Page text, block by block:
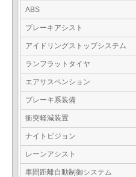
ABS
ブレーキアシスト
アイドリングストップシステム
ランフラットタイヤ
エアサスペンション
ブレーキ系装備
衝突軽減装置
ナイトビジョン
レーンアシスト
車間距離自動制御システム